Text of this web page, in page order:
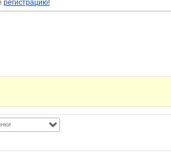
регистрацию!